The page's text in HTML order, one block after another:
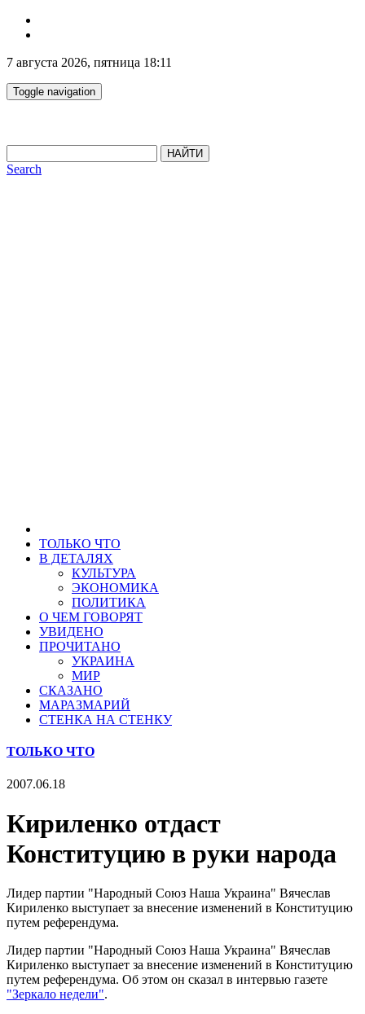
7 августа 2026, пятница 18:11
Toggle navigation
НАЙТИ
Search
ТОЛЬКО ЧТО
В ДЕТАЛЯХ
КУЛЬТУРА
ЭКОНОМИКА
ПОЛИТИКА
О ЧЕМ ГОВОРЯТ
УВИДЕНО
ПРОЧИТАНО
УКРАИНА
МИР
СКАЗАНО
МАРАЗМАРИЙ
СТЕНКА НА СТЕНКУ
ТОЛЬКО ЧТО
2007.06.18
Кириленко отдаст
Конституцию в руки народа
Лидер партии "Народный Союз Наша Украина" Вячеслав
Кириленко выступает за внесение изменений в Конституцию
путем референдума.
Лидер партии "Народный Союз Наша Украина" Вячеслав
Кириленко выступает за внесение изменений в Конституцию
путем референдума. Об этом он сказал в интервью газете
"Зеркало недели".